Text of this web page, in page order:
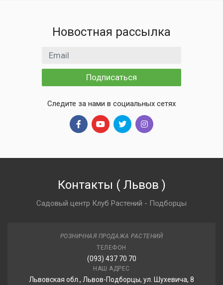
Новостная рассылка
Email адрес
Подписаться
Следите за нами в социальных сетях
Контакты ( Львов )
Садовый центр Клуб Растений - Подборцы
РОЗНИЧНАЯ ПРОДАЖА РАСТЕНИЙ
ТЕЛЕФОН
(093) 437 70 70
НАШ АДРЕС
Львовская обл., Львов-Подборцы, ул. Шухевича, 8